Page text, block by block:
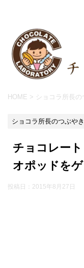
HOME > ショコラ所長の
ショコラ所長のつぶやき
チョコレー
オポッドをゲ
投稿日： 2015年8月27日